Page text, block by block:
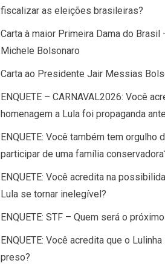
fiscalizar as eleições brasileiras?
Carta à maior Primeira Dama do Brasil
Michele Bolsonaro
Carta ao Presidente Jair Messias
ENQUETE – CARNAVAL2026: Você
homenagem a Lula foi propaganda
ENQUETE: Você também tem orgulho
participar de uma família
ENQUETE: Você acredita na
Lula se tornar inelegível?
ENQUETE: STF – Quem será o
ENQUETE: Você acredita que o
preso?